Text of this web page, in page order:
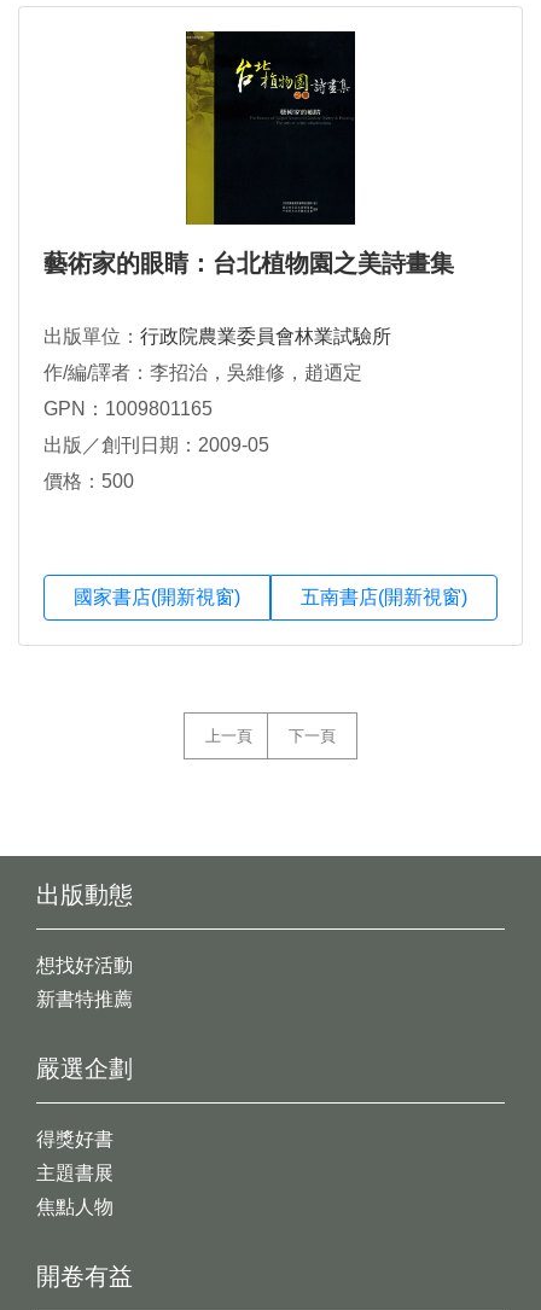
藝術家的眼睛：台北植物園之美詩畫集
出版單位： 行政院農業委員會林業試驗所
作/編/譯者：李招治，吳維修，趙迺定
GPN：1009801165
出版／創刊日期：2009-05
價格：500
國家書店(開新視窗) 五南書店(開新視窗)
上一頁 下一頁
出版動態
想找好活動
新書特推薦
開卷有益
嚴選企劃
得獎好書
主題書展
焦點人物